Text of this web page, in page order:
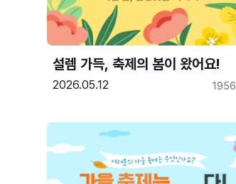
설렘 가득, 축제의 봄이 왔어요!
2026.05.12 1956